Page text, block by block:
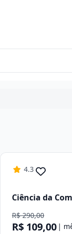
4.3
Ciência da
R$ 290,00
R$ 109,00 |